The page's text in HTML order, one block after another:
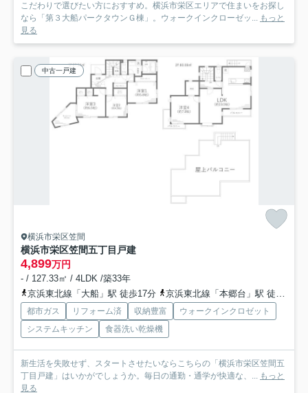
こだわりで選びたい方におすすめ。横浜市栄区エリアで住まいをお探し
なら「第３大船パークタウンＧ棟」。ウォークインクローゼッ... もっと
見る
中古一戸建
横浜市栄区笠間
横浜市栄区笠間五丁目戸建
4,899万円
- / 127.33㎡ / 4LDK /築33年
京浜東北線「大船」駅 徒歩17分
京浜東北線「本郷台」駅 徒歩20分
都市ガス リフォーム済 収納豊富
ウォークインクロゼット
システムキッチン
食器洗い乾燥機
新生活を失敗せず、スタートさせたいならこちらの「横浜市栄区笠間五
丁目戸建」はいかがでしょうか。毎日の通勤・通学が快適な、... もっと
見る